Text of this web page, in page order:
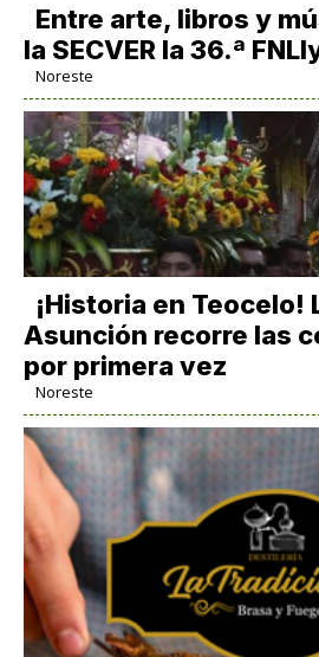
Entre arte, libros y
la SECVER la 36.ª
Noreste
​¡Historia en Teocelo!
Asunción recorre las
por primera vez
Noreste